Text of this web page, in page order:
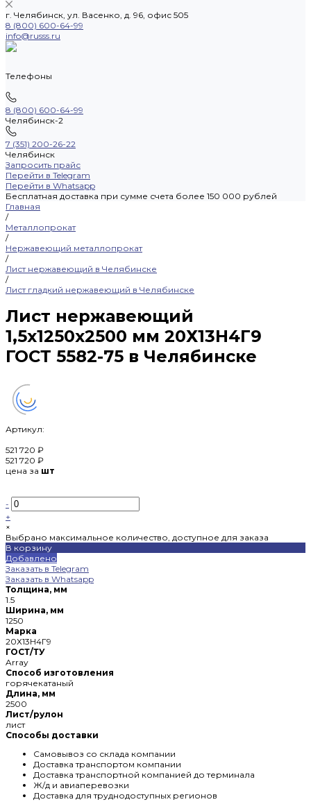
г. Челябинск, ул. Васенко, д. 96, офис 505
8 (800) 600-64-99
info@russs.ru
Телефоны
8 (800) 600-64-99
Челябинск-2
7 (351) 200-26-22
Челябинск
Запросить прайс
Перейти в Telegram
Перейти в Whatsapp
Бесплатная доставка при сумме счета более 150 000 рублей
Главная
/
Металлопрокат
/
Нержавеющий металлопрокат
/
Лист нержавеющий в Челябинске
/
Лист гладкий нержавеющий в Челябинске
Лист нержавеющий
1,5х1250х2500 мм 20Х13Н4Г9
ГОСТ 5582-75 в Челябинске
Артикул:
521 720 ₽
521 720 ₽
цена за шт
-
+
×
Выбрано максимальное количество, доступное для заказа
В корзину
Добавлено
Заказать в Telegram
Заказать в Whatsapp
Толщина, мм
1.5
Ширина, мм
1250
Марка
20Х13Н4Г9
ГОСТ/ТУ
Array
Способ изготовления
горячекатаный
Длина, мм
2500
Лист/рулон
лист
Способы доставки
Самовывоз со склада компании
Доставка транспортом компании
Доставка транспортной компанией до терминала
Ж/д и авиаперевозки
Доставка для труднодоступных регионов